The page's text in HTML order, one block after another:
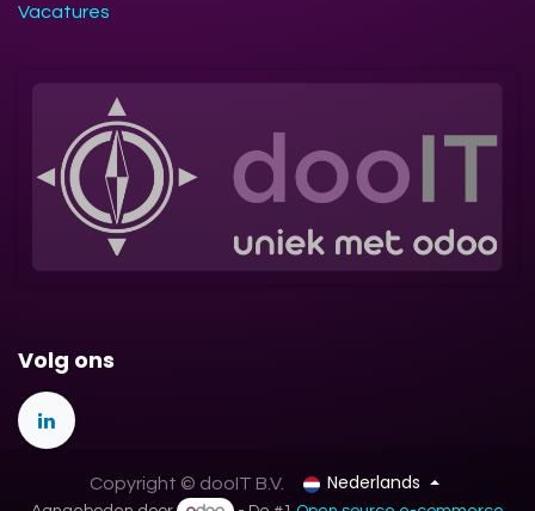
Vacatures
Volg ons
Copyright © dooIT B.V. Nederlands